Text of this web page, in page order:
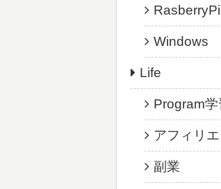
RasberryPi
Windows
Life
Program学
アフィリエ
副業